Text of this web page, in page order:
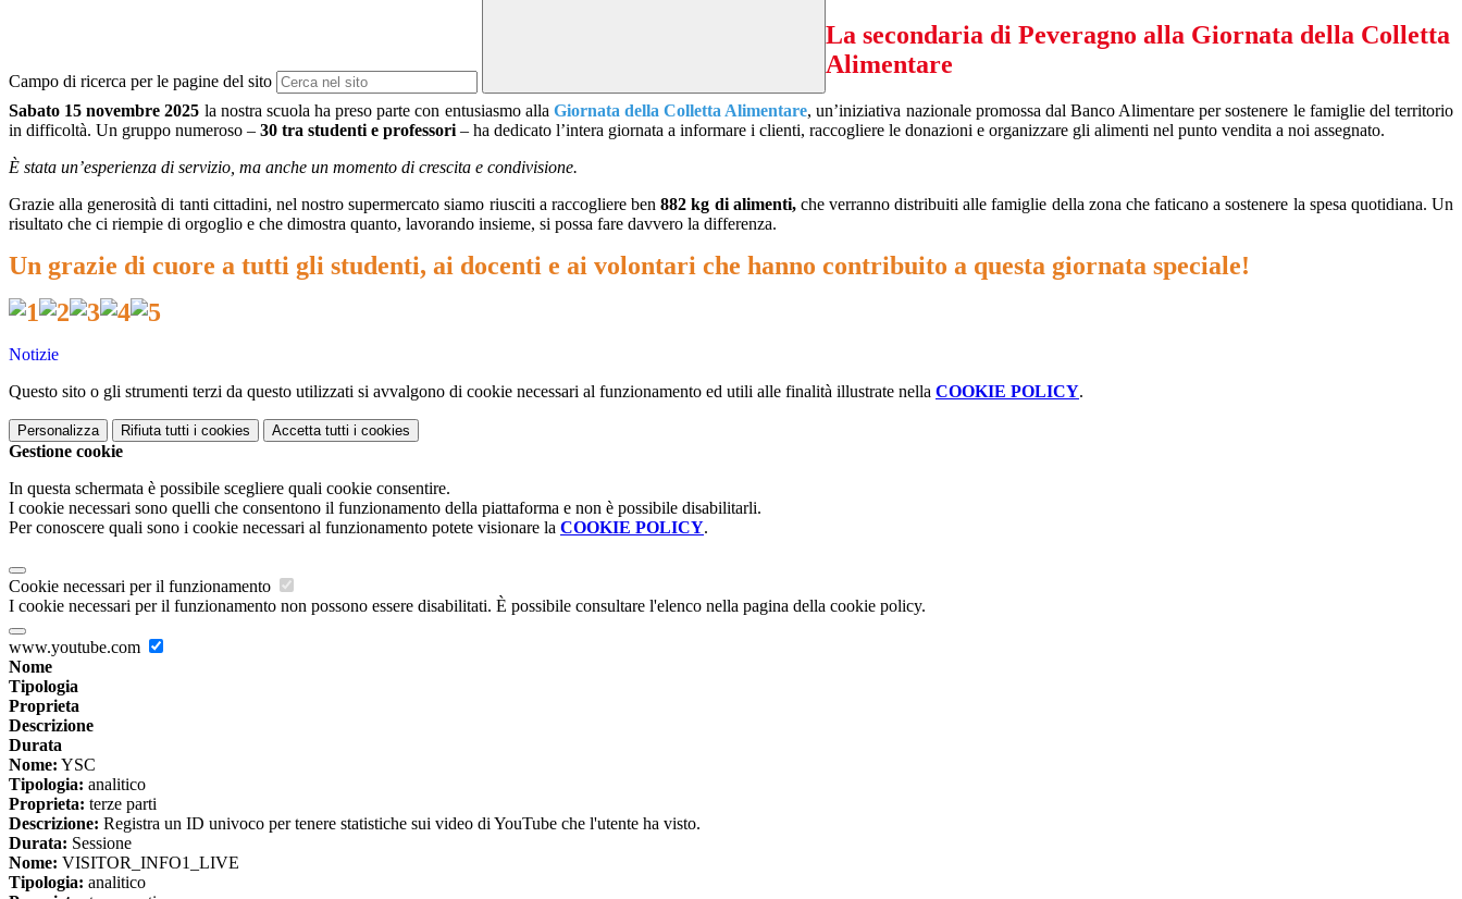
Campo di ricerca per le pagine del sito
La secondaria di Peveragno alla Giornata della Colletta
Alimentare
Sabato 15 novembre 2025 la nostra scuola ha preso parte con entusiasmo alla Giornata della Colletta Alimentare, un’iniziativa nazionale promossa dal Banco Alimentare per sostenere le famiglie del territorio
in difficoltà. Un gruppo numeroso – 30 tra studenti e professori – ha dedicato l’intera giornata a informare i clienti, raccogliere le donazioni e organizzare gli alimenti nel punto vendita a noi assegnato.
È stata un’esperienza di servizio, ma anche un momento di crescita e condivisione.
Grazie alla generosità di tanti cittadini, nel nostro supermercato siamo riusciti a raccogliere ben882 kg di alimenti,che verranno distribuiti alle famiglie della zona che faticano a sostenere la spesa quotidiana. Un
risultato che ci riempie di orgoglio e che dimostra quanto, lavorando insieme, si possa fare davvero la differenza.
Un grazie di cuore a tutti gli studenti, ai docenti e ai volontari che hanno contribuito a questa giornata speciale!
Notizie
Questo sito o gli strumenti terzi da questo utilizzati si avvalgono di cookie necessari al funzionamento ed utili alle finalità illustrate nella COOKIE POLICY.
Personalizza Rifiuta tutti i cookies Accetta tutti i cookies
Gestione cookie
In questa schermata è possibile scegliere quali cookie consentire.
I cookie necessari sono quelli che consentono il funzionamento della piattaforma e non è possibile disabilitarli.
Per conoscere quali sono i cookie necessari al funzionamento potete visionare la COOKIE POLICY.
Cookie necessari per il funzionamento
I cookie necessari per il funzionamento non possono essere disabilitati. È possibile consultare l'elenco nella pagina della cookie policy.
www.youtube.com
Nome
Tipologia
Proprieta
Descrizione
Durata
Nome: YSC
Tipologia: analitico
Proprieta: terze parti
Descrizione: Registra un ID univoco per tenere statistiche sui video di YouTube che l'utente ha visto.
Durata: Sessione
Nome: VISITOR_INFO1_LIVE
Tipologia: analitico